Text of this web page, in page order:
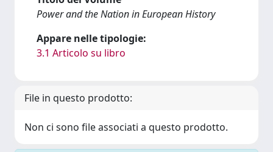
Power and the Nation in European History
Appare nelle tipologie:
3.1 Articolo su libro
File in questo prodotto:
Non ci sono file associati a questo prodotto.